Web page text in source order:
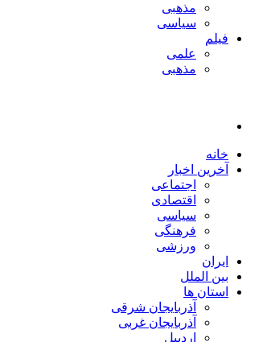
مذهبی
سیاسی
فیلم
علمی
مذهبی
خانه
آخرین اخبار
اجتماعی
اقتصادی
سیاسی
فرهنگی
ورزشی
ایران
بین الملل
استان ها
آذربایجان شرقی
آذربایجان غربی
اردبیل